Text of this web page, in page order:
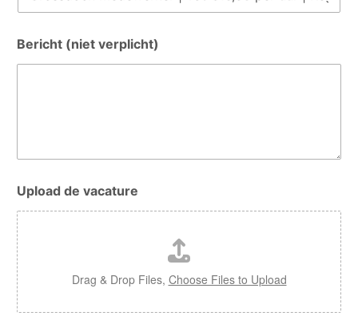
Bericht (niet verplicht)
Upload de vacature
Drag & Drop Files, Choose Files to Upload